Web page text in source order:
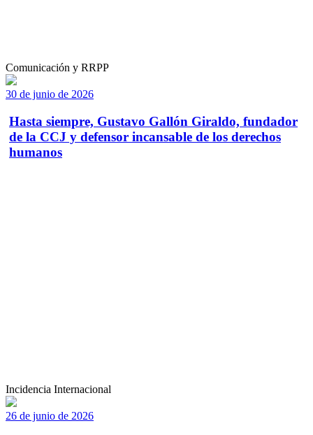
Comunicación y RRPP
30 de junio de 2026
Hasta siempre, Gustavo Gallón Giraldo, fundador
de la CCJ y defensor incansable de los derechos
humanos
Incidencia Internacional
26 de junio de 2026